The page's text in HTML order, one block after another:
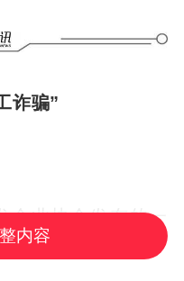
诈骗”
企业协会发布的一
所思的“烂尾楼复
内容